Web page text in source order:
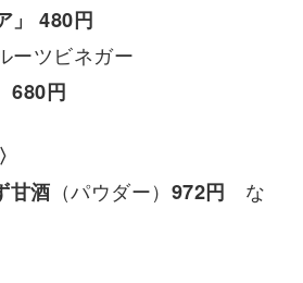
480円
ーツビネガー
680円
甘酒 （パウダー） 972円 な